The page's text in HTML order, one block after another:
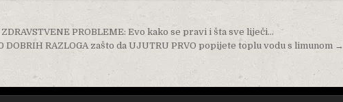
PROBLEME: Evo kako se pravi i šta sve liječi…
DOBRIH RAZLOGA zašto da UJUTRU PRVO popijete toplu vodu s limunom →